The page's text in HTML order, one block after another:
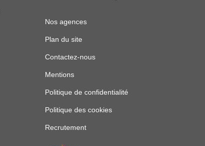
Nos agences
Plan du site
Contactez-nous
Mentions
Politique de confidentialité
Politique des cookies
Recrutement